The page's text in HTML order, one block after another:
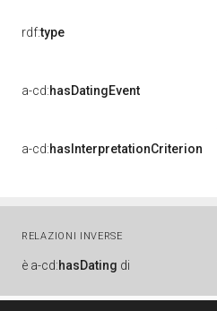
rdf:type
a-cd:hasDatingEvent
a-cd:hasInterpretationCriterion
RELAZIONI INVERSE
è a-cd:hasDating di